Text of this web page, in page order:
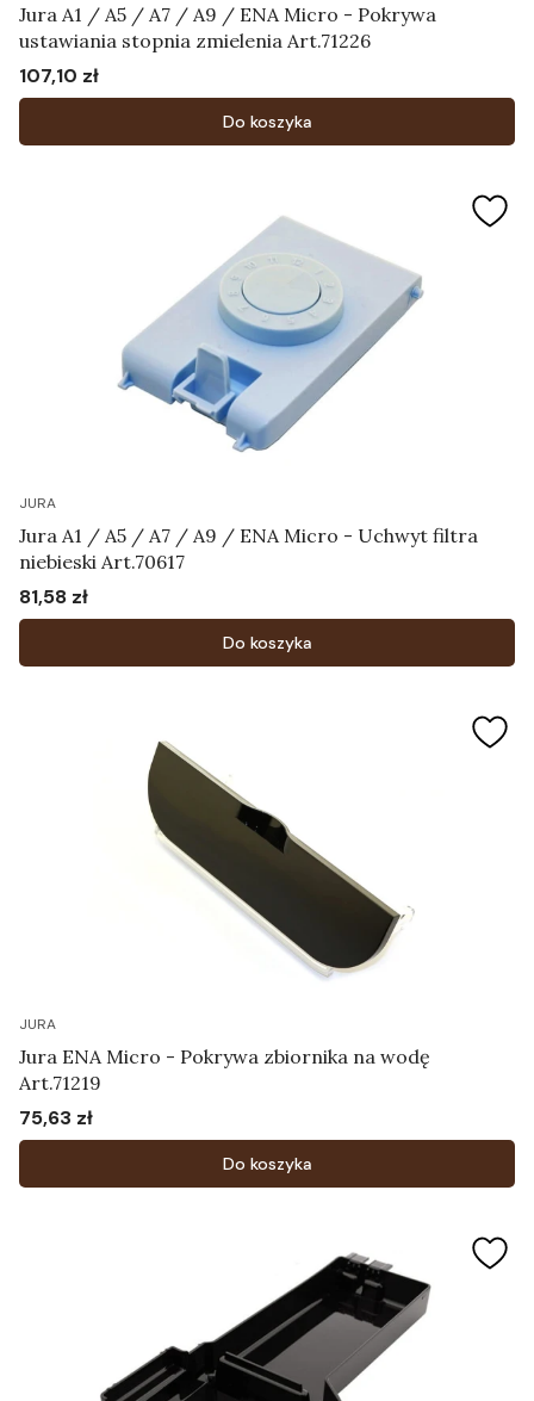
Jura A1 / A5 / A7 / A9 / ENA Micro - Pokrywa
ustawiania stopnia zmielenia Art.71226
Cena
107,10 zł
Do koszyka
JURA
Jura A1 / A5 / A7 / A9 / ENA Micro - Uchwyt filtra
niebieski Art.70617
Cena
81,58 zł
Do koszyka
JURA
Jura ENA Micro - Pokrywa zbiornika na wodę
Art.71219
Cena
75,63 zł
Do koszyka